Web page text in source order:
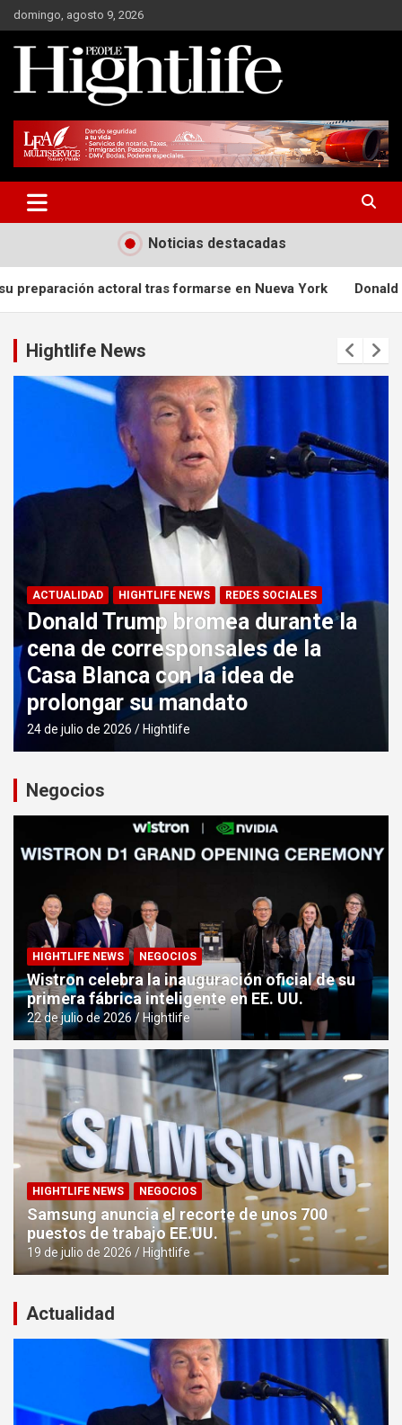
Saltar
al
contenido
domingo, agosto 9, 2026
Hight Life People
Noticias destacadas
en Nueva York Donald Trump bromea durante la
Hightlife News
ACTUALIDAD HIGHTLIFE NEWS REDES SOCIALES
Donald Trump bromea durante la
cena de corresponsales de la
Casa Blanca con la idea de
prolongar su mandato
24 de julio de 2026 Hightlife
Negocios
HIGHTLIFE NEWS NEGOCIOS
Wistron celebra la inauguración oficial de su
primera fábrica inteligente en EE. UU.
22 de julio de 2026 Hightlife
HIGHTLIFE NEWS NEGOCIOS
Samsung anuncia el recorte de unos 700
puestos de trabajo EE.UU.
19 de julio de 2026 Hightlife
Actualidad